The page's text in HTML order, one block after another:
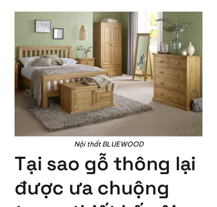
Nội thất BLUEWOOD
Tại sao gỗ thông lại
được ưa chuộng